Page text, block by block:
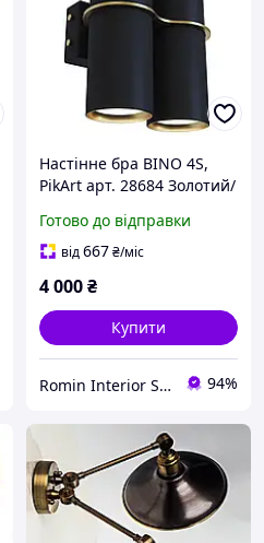
Настінне бра BINO 4S,
PikArt арт. 28684 Золотий/
Готово до відправки
від667₴/міс
4 000₴
Купити
Romin Interior Store 94%